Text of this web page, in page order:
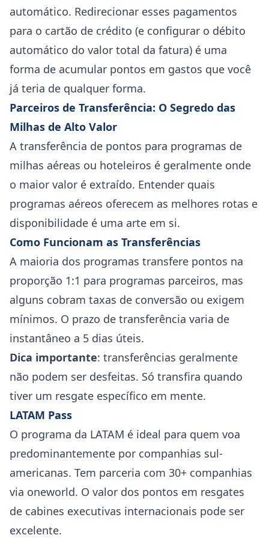
automático. Redirecionar esses pagamentos
para o cartão de crédito (e configurar o débito
automático do valor total da fatura) é uma
forma de acumular pontos em gastos que você
já teria de qualquer forma.
Parceiros de Transferência: O Segredo das
Milhas de Alto Valor
A transferência de pontos para programas de
milhas aéreas ou hoteleiros é geralmente onde
o maior valor é extraído. Entender quais
programas aéreos oferecem as melhores rotas e
disponibilidade é uma arte em si.
Como Funcionam as Transferências
A maioria dos programas transfere pontos na
proporção 1:1 para programas parceiros, mas
alguns cobram taxas de conversão ou exigem
mínimos. O prazo de transferência varia de
instantâneo a 5 dias úteis.
Dica importante: transferências geralmente
não podem ser desfeitas. Só transfira quando
tiver um resgate específico em mente.
LATAM Pass
O programa da LATAM é ideal para quem voa
predominantemente por companhias sul-
americanas. Tem parceria com 30+ companhias
via oneworld. O valor dos pontos em resgates
de cabines executivas internacionais pode ser
excelente.